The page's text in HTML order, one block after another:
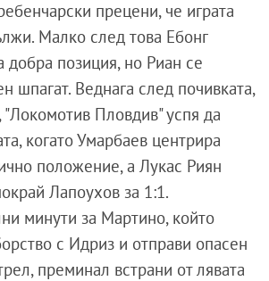
прецени, че играта
Малко след това Ебонг
добра позиция, но Риан се
шпагат. Веднага след почивката,
"Локомотив Пловдив" успя да
когато Умарбаев центрира
положение, а Лукас Риян
Лапоухов за 1:1.
минути за Мартино, който
с Идриз и отправи опасен
преминал встрани от лявата